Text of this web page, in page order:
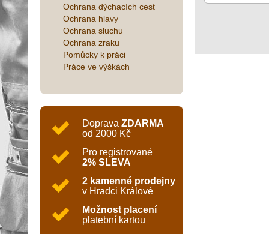
Ochrana dýchacích cest
Ochrana hlavy
Ochrana sluchu
Ochrana zraku
Pomůcky k práci
Práce ve výškách
Doprava ZDARMA
od 2000 Kč
Pro registrované
2% SLEVA
2 kamenné prodejny
v Hradci Králové
Možnost placení
platební kartou